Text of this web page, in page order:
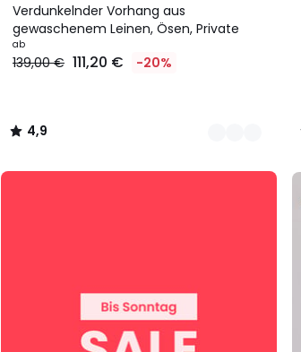
Verdunkelnder Vorhang aus
gewaschenem Leinen, Ösen, Private
ab
139,00 € 111,20 € -20%
/ 5
Farben
4,9
/
SALE